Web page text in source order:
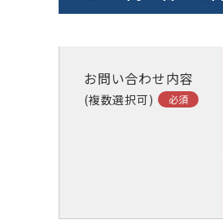
お問い合わせ内容
(複数選択可)